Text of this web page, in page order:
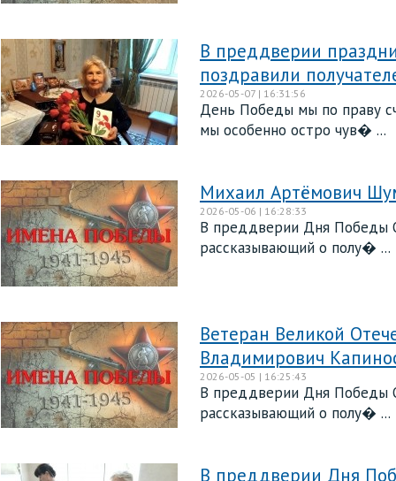
В преддверии
поздравили
2026-05-07 | 16:31:56
День Победы мы по праву
мы особенно остро чув� ...
Михаил Артёмович
2026-05-06 | 16:28:33
В преддверии Дня Победы
рассказывающий о полу� ...
Ветеран Великой
Владимирович
2026-05-05 | 16:25:43
В преддверии Дня Победы
рассказывающий о полу� ...
В преддверии Дня